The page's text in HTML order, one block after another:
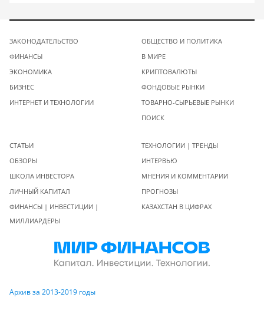
ЗАКОНОДАТЕЛЬСТВО
ФИНАНСЫ
ЭКОНОМИКА
БИЗНЕС
ИНТЕРНЕТ И ТЕХНОЛОГИИ
ОБЩЕСТВО И ПОЛИТИКА
В МИРЕ
КРИПТОВАЛЮТЫ
ФОНДОВЫЕ РЫНКИ
ТОВАРНО-СЫРЬЕВЫЕ РЫНКИ
ПОИСК
СТАТЬИ
ОБЗОРЫ
ШКОЛА ИНВЕСТОРА
ЛИЧНЫЙ КАПИТАЛ
ФИНАНСЫ | ИНВЕСТИЦИИ |
МИЛЛИАРДЕРЫ
ТЕХНОЛОГИИ | ТРЕНДЫ
ИНТЕРВЬЮ
МНЕНИЯ И КОММЕНТАРИИ
ПРОГНОЗЫ
КАЗАХСТАН В ЦИФРАХ
Архив за 2013-2019 годы